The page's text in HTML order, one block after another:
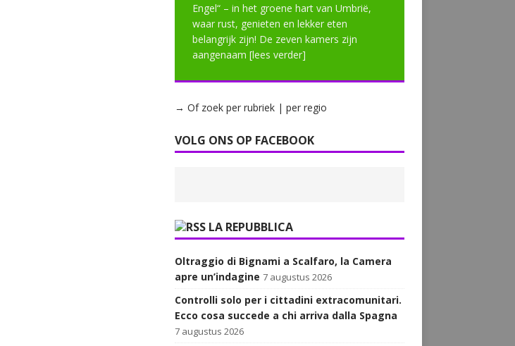
Engel“ – in het groene hart van Umbrië,
waar rust, genieten en lekker eten
belangrijk zijn! De zeven kamers zijn
aangenaam [lees verder]
→ Of zoek per rubriek | per regio
VOLG ONS OP FACEBOOK
LA REPUBBLICA
Oltraggio di Bignami a Scalfaro, la Camera
apre un’indagine 7 augustus 2026
Controlli solo per i cittadini extracomunitari.
Ecco cosa succede a chi arriva dalla Spagna
7 augustus 2026